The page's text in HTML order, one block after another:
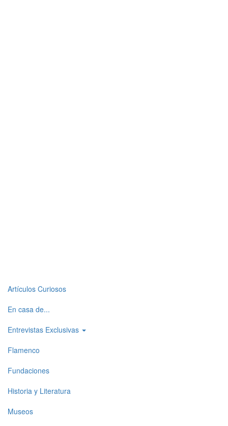
Top
level
1
Artículos Curiosos
En casa de...
Entrevistas Exclusivas
Flamenco
Fundaciones
Historia y Literatura
Museos